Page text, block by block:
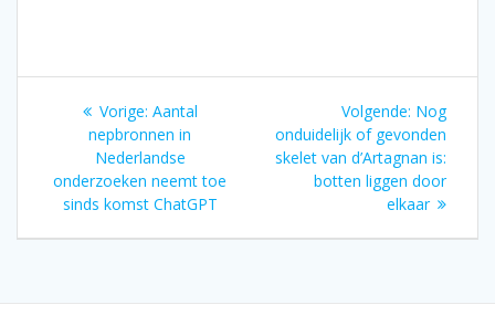
Bericht
navigatie
Vorige: Vorig
bericht:
Aantal
nepbronnen in
Nederlandse
onderzoeken neemt toe
sinds komst ChatGPT
Volgende: Volgend
bericht:
Nog
onduidelijk of gevonden
skelet van d’Artagnan is:
botten liggen door
elkaar